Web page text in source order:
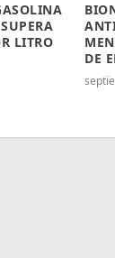
LITRO
DE